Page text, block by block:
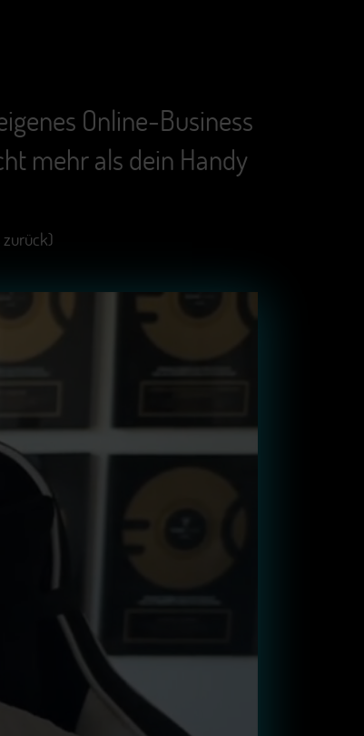
Online-Business
mehr als dein Handy